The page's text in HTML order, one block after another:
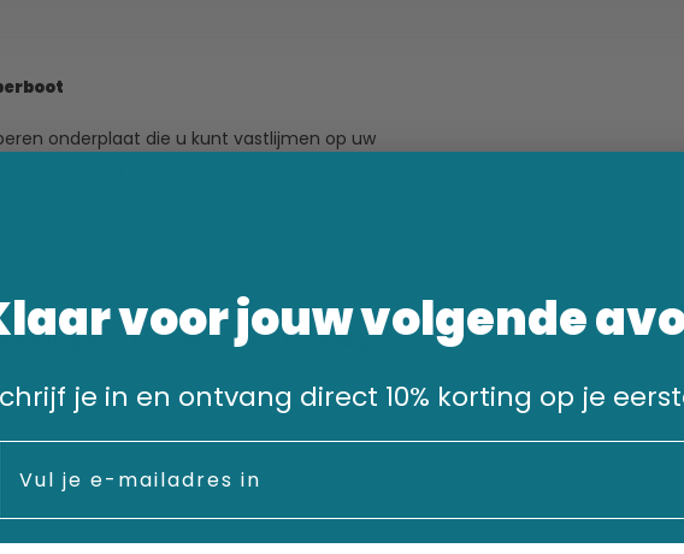
onderplaat die u kunt vastlijmen op uw
biminitop kunt gebruiken. Wordt geleverd
vastzetten maar ook makkelijk weer los halen
vast te zetten heeft u er 2 nodig
antraciet
voor jouw volgende
je in en ontvang direct 10% korting op je